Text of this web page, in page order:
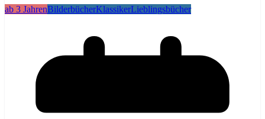
ab 3 JahrenBilderbücherKlassikerLieblingsbücher